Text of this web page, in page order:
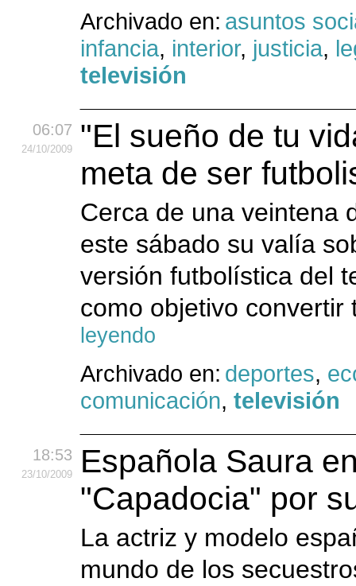
Archivado en: asuntos
infancia, interior, justicia,
televisión
06:07
24/10/2009
"El sueño de tu
meta de ser
Cerca de una veintena
este sábado su valía
versión futbolística del
como objetivo
leyendo
Archivado en: deportes,
comunicación, televisión
18:53
23/10/2009
Española Saura
"Capadocia" por
La actriz y modelo
mundo de los